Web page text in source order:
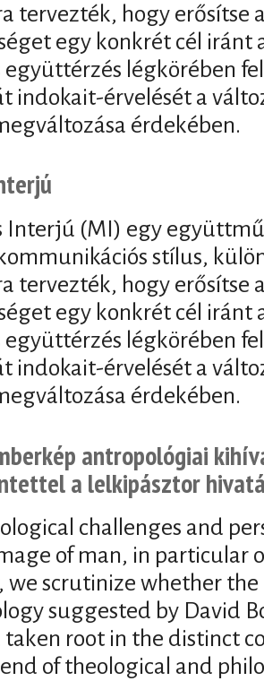
tervezték, hogy erősítse
egy konkrét cél iránt
együttérzés légkörében
indokait-érvelését a
érdekében.
Interjú (MI) egy
stílus,
tervezték, hogy erősítse
egy konkrét cél iránt
együttérzés légkörében
indokait-érvelését a
érdekében.
antropológiai
a lelkipásztor
challenges and
of man, in particular
we scrutinize whether
suggested by David
taken root in the distinct
of theological and